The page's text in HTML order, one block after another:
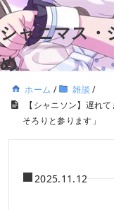
シャニマス・
め
ホーム / 雑談 /
【シャニソン】遅れ
そろりと参ります」
2025.11.12